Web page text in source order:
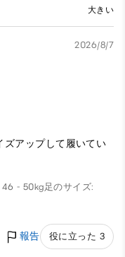
大きい
2026/8/7
ズアップして履いてい
46 - 50kg 足のサイズ:
報告 役に立った 3